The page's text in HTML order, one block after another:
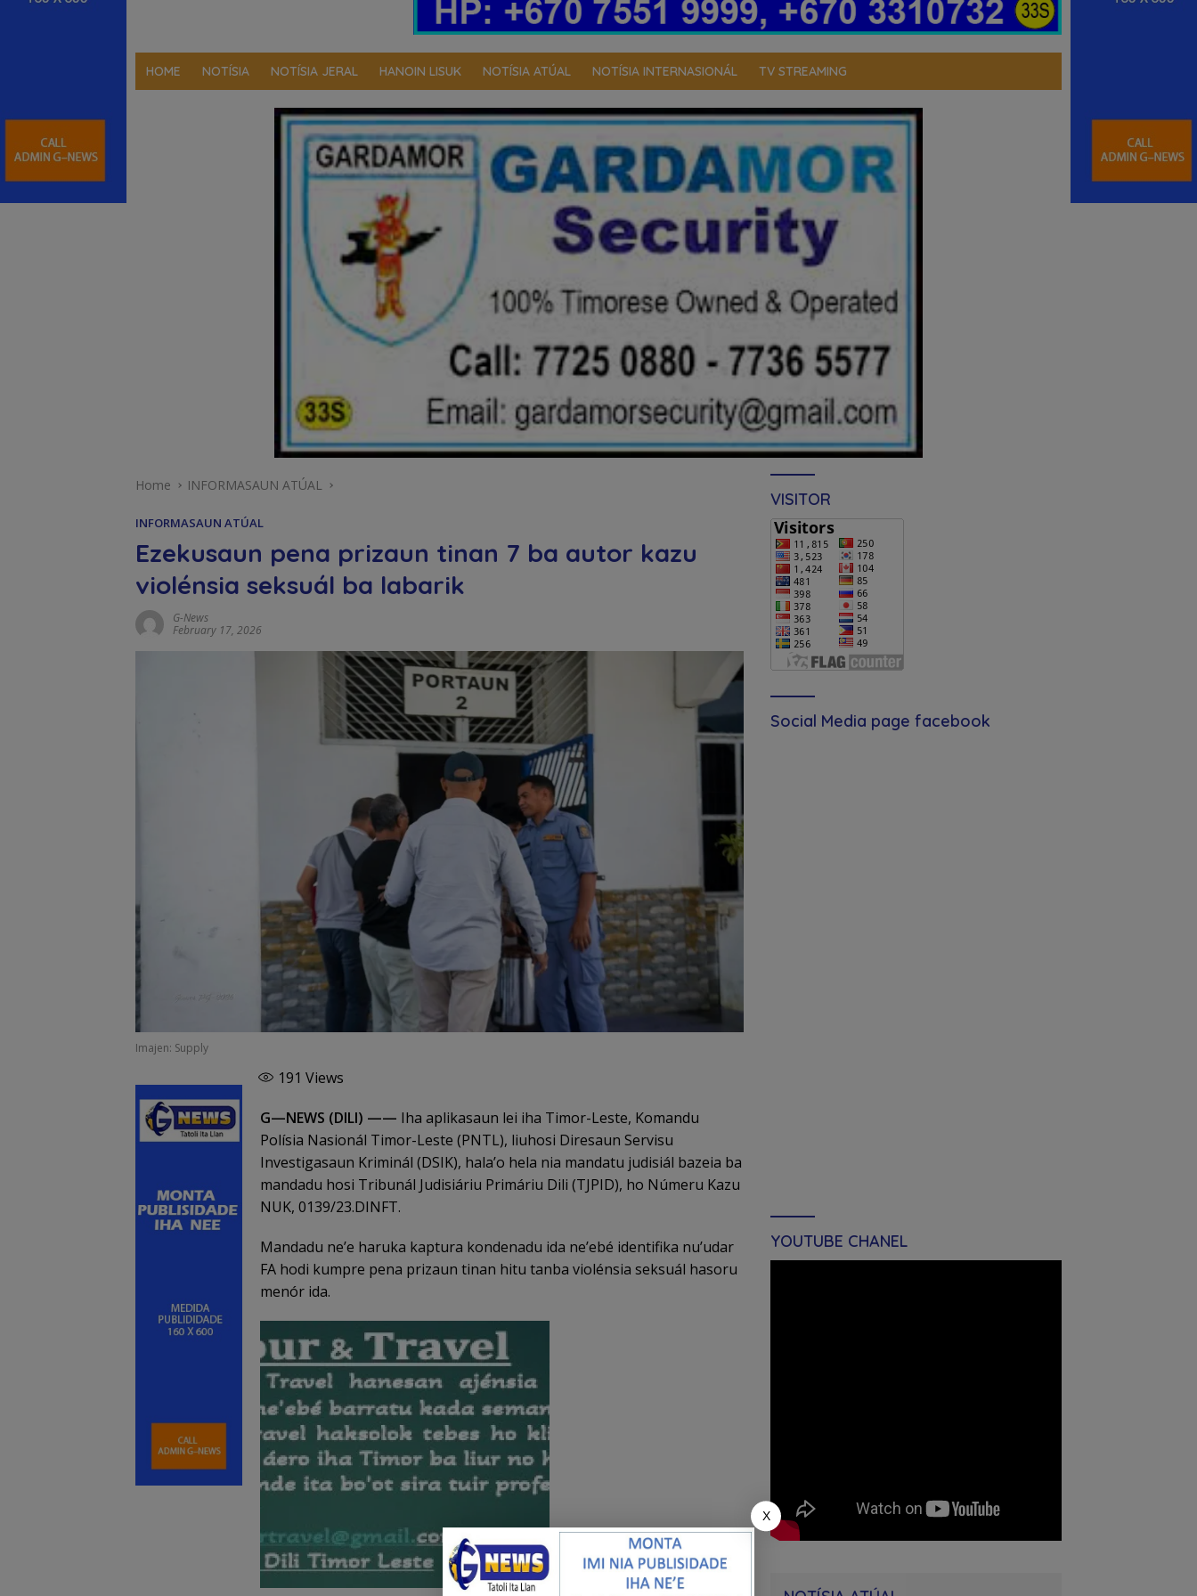
HOME NOTÍSIA NOTÍSIA JERAL HANOIN LISUK NOTÍSIA ATÚAL NOTÍSIA INTERNASIONÁL TV STREAMING
Home INFORMASAUN ATÚAL
INFORMASAUN ATÚAL
Ezekusaun pena prizaun tinan 7 ba autor kazu
violénsia seksuál ba labarik
G-News
February 17, 2026
Imajen: Supply
191 Views
G—NEWS (DILI) —— Iha aplikasaun lei iha Timor-Leste, Komandu
Polísia Nasionál Timor-Leste (PNTL), liuhosi Diresaun Servisu
Investigasaun Kriminál (DSIK), hala’o hela nia mandatu judisiál bazeia ba
mandadu hosi Tribunál Judisiáriu Primáriu Dili (TJPID), ho Númeru Kazu
NUK, 0139/23.DINFT.
Mandadu ne’e haruka kaptura kondenadu ida ne’ebé identifika nu’udar
FA hodi kumpre pena prizaun tinan hitu tanba violénsia seksuál hasoru
menór ida.
VISITOR
Social Media page facebook
YOUTUBE CHANEL
X